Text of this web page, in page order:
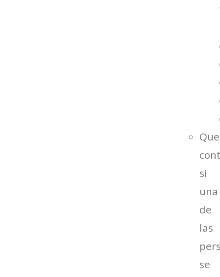
Que
si
una
de
las
se